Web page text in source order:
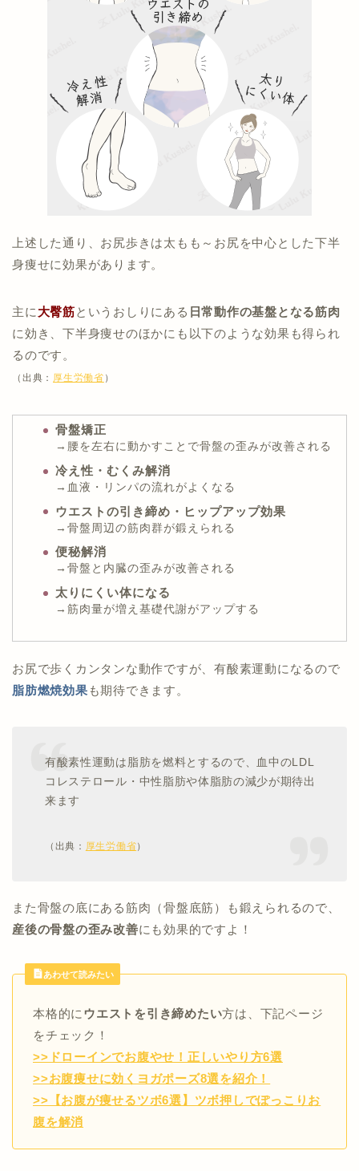
上述した通り、お尻歩きは太もも～お尻を中心とした下半
身痩せに効果があります。
主に大臀筋というおしりにある 日常動作の基盤となる筋肉
に効き、下半身痩せのほかにも以下のような効果も得られ
るのです。
（出典： 厚生労働省 ）
骨盤矯正
→腰を左右に動かすことで骨盤の歪みが改善される
冷え性・むくみ解消
→血液・リンパの流れがよくなる
ウエストの引き締め・ヒップアップ効果
→骨盤周辺の筋肉群が鍛えられる
便秘解消
→ 骨盤と内臓の歪みが改善される
太りにくい体になる
→筋肉量が増え基礎代謝がアップする
お尻で歩くカンタンな動作ですが、有酸素運動になるので
脂肪燃焼効果 も期待できます。
有酸素性運動は脂肪を燃料とするので、血中のLDL
コレステロール・中性脂肪や体脂肪の減少が期待出
来ます
（出典： 厚生労働省）
また骨盤の底にある筋肉（骨盤底筋）も鍛えられるので、
産後の骨盤の歪み改善にも効果的ですよ！
あわせて読みたい
本格的に ウエストを引き締めたい方は、下記ページ
をチェック！
>>ドローインでお腹やせ！正しいやり方6選
>>お腹痩せに効くヨガポーズ8選を紹介！
>>【お腹が痩せるツボ6選】ツボ押しでぽっこりお
腹を解消